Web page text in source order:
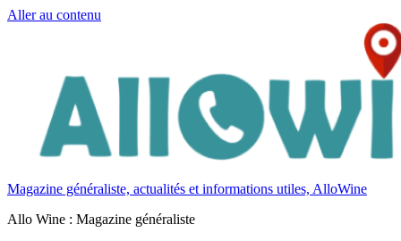
Aller au contenu
Magazine généraliste, actualités et informations utiles, AlloWine
Allo Wine : Magazine généraliste